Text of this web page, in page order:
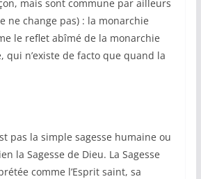
mais sont commune par ailleurs
ne change pas) : la monarchie
le reflet abîmé de la monarchie
qui n’existe de facto que quand la
pas la simple sagesse humaine ou
la Sagesse de Dieu. La Sagesse
comme l’Esprit saint, sa